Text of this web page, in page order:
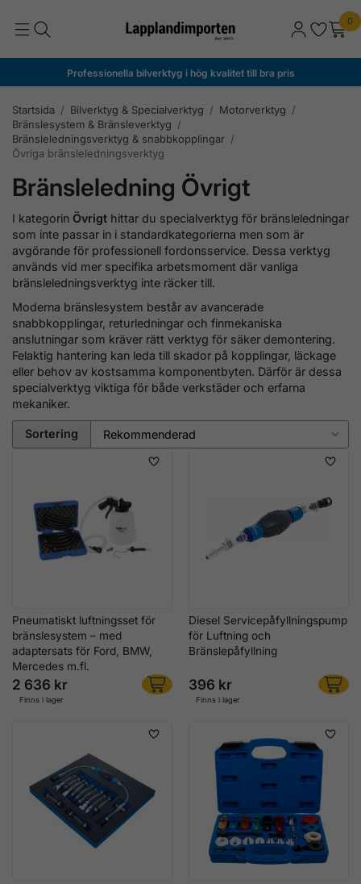
0
Professionella bilverktyg i hög kvalitet till bra pris
Startsida / Bilverktyg & Specialverktyg / Motorverktyg /
Bränslesystem & Bränsleverktyg /
Bränsleledningsverktyg & snabbkopplingar /
Övriga bränsleledningsverktyg
Bränsleledning Övrigt
I kategorin Övrigt hittar du specialverktyg för bränsleledningar
som inte passar in i standardkategorierna men som är
avgörande för professionell fordonsservice. Dessa verktyg
används vid mer specifika arbetsmoment där vanliga
bränsleledningsverktyg inte räcker till.
Moderna bränslesystem består av avancerade
snabbkopplingar, returledningar och finmekaniska
anslutningar som kräver rätt verktyg för säker demontering.
Felaktig hantering kan leda till skador på kopplingar, läckage
eller behov av kostsamma komponentbyten. Därför är dessa
specialverktyg viktiga för både verkstäder och erfarna
mekaniker.
Sortering
Pneumatiskt luftningsset för
bränslesystem – med
adaptersats för Ford, BMW,
Mercedes m.fl.
2 636 kr
Finns i lager
Diesel Servicepåfyllningspump
för Luftning och
Bränslepåfyllning
396 kr
Finns i lager